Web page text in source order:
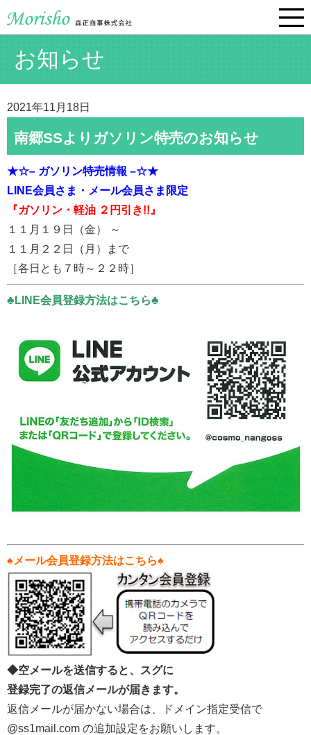
お知らせ
2021年11月18日
南郷SSよりガソリン特売のお知らせ
★☆– ガソリン特売情報 –☆★
LINE会員さま・メール会員さま限定
『ガソリン・軽油 ２円引き!!』
１１月１９日（金） ～
１１月２２日（月）まで
［各日とも７時～２２時］
♣LINE会員登録方法はこちら♣
♠メール会員登録方法はこちら♠
◆空メールを送信すると、スグに
登録完了の返信メールが届きます。
返信メールが届かない場合は、ドメイン指定受信で
@ss1mail.com の追加設定をお願いします。